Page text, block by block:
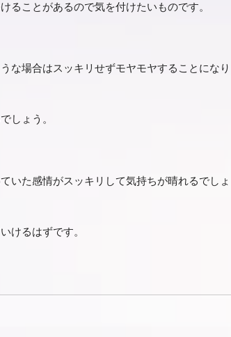
ることがあるので気を付けたいものです。
な場合はスッキリせずモヤモヤすることになり
しょう。
いた感情がスッキリして気持ちが晴れるでしょ
けるはずです。